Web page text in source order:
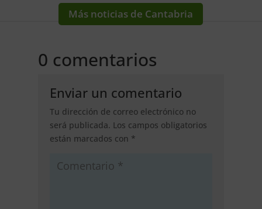
Más noticias de Cantabria
0 comentarios
Enviar un comentario
Tu dirección de correo electrónico no
será publicada. Los campos obligatorios
están marcados con *